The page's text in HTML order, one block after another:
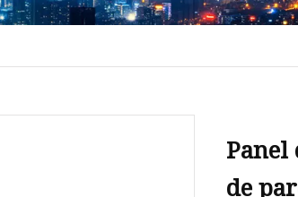
PE WPC al aire libre
Cerca al aire libre del PE WPC
Panel de pared exterior PE WPCPanel
de